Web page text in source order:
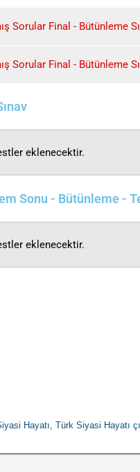
Sorular Final - Bütünleme
Sorular Final - Bütünleme
eklenecektir.
Sonu - Bütünleme -
eklenecektir.
Hayatı, Türk Siyasi Hayatı